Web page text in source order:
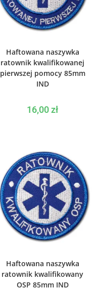
Haftowana naszywka
ratownik kwalifikowanej
pierwszej pomocy 85mm
IND
16,00zł
Haftowana naszywka
ratownik kwalifikowany
OSP 85mm IND